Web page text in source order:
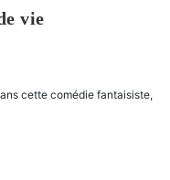
vie
cette comédie fantaisiste,